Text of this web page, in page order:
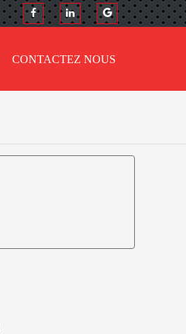
CONTACTEZ NOUS